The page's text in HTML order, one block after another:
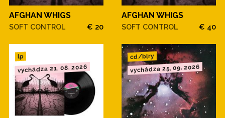
AFGHAN WHIGS
SOFT CONTROL € 20
AFGHAN WHIGS
SOFT CONTROL € 40
lp
vychádza 21. 08. 2026
cd/blry
vychádza 25. 09. 2026